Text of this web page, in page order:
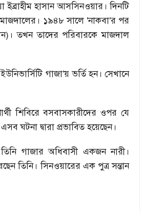
ইব্রাহীম হাসান আসসিনওয়ার। দিনটি
১৯৪৮ সালে 'নাকবা'র পর
তখন তাদের পরিবারকে মাজদাল
গাজা'য় ভর্তি হন। সেখানে
শিবিরে বসবাসকারীদের ওপর যে
ঘটনা দ্বারা প্রভাবিত হয়েছেন।
গাজার অধিবাসী একজন নারী।
তিনি। সিনওয়ারের এক পুত্র সন্তান